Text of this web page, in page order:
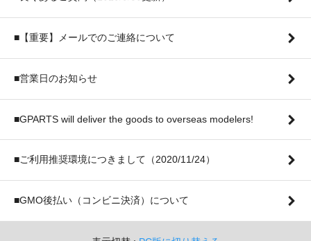
■【重要】メールでのご連絡について
■営業日のお知らせ
■GPARTS will deliver the goods to overseas modelers!
■ご利用推奨環境につきまして（2020/11/24）
■GMO後払い（コンビニ決済）について